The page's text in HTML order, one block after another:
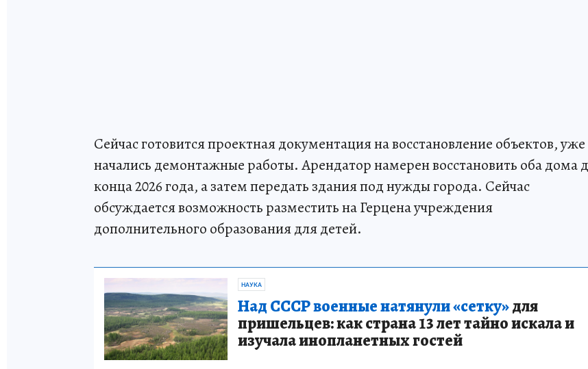
Сейчас готовится проектная документация на восстановление объектов, уже
начались демонтажные работы. Арендатор намерен восстановить оба дома
конца 2026 года, а затем передать здания под нужды города. Сейчас
обсуждается возможность разместить на Герцена учреждения
дополнительного образования для детей.
НАУКА
Над СССР военные натянули «сетку»для
пришельцев: как страна 13 лет тайно искала и
изучала инопланетных гостей